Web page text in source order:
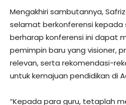
Mengakhiri sambutannya,
selamat berkonferensi kepada
berharap konferensi ini dapat
pemimpin baru yang visioner,
relevan, serta rekomendasi-
untuk kemajuan pendidikan di
“Kepada para guru, tetaplah